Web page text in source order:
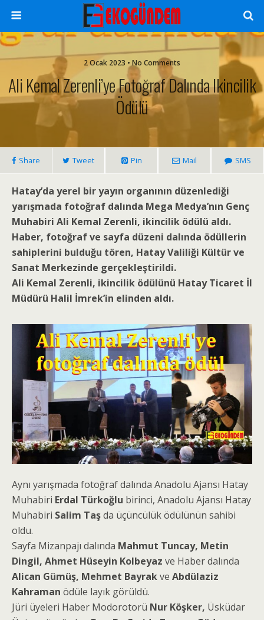
2 Ocak 2023 • No Comments
Ali Kemal Zerenli’ye Fotoğraf Dalında Ikincilik
Ödülü
Share Tweet Pin Mail SMS
Hatay’da yerel bir yayın organının düzenlediği
yarışmada fotoğraf dalında Mega Medya’nın Genç
Muhabiri Ali Kemal Zerenli, ikincilik ödülü aldı.
Haber, fotoğraf ve sayfa düzeni dalında ödüllerin
sahiplerini bulduğu tören, Hatay Valiliği Kültür ve
Sanat Merkezinde gerçekleştirildi.
Ali Kemal Zerenli, ikincilik ödülünü Hatay Ticaret İl
Müdürü Halil İmrek’in elinden aldı.
Aynı yarışmada fotoğraf dalında Anadolu Ajansı Hatay
Muhabiri Erdal Türkoğlu birinci, Anadolu Ajansı Hatay
Muhabiri Salim Taşda üçüncülük ödülünün sahibi
oldu.
Sayfa Mizanpajı dalında Mahmut Tuncay, Metin
Dingil, Ahmet Hüseyin Kolbeyaz ve Haber dalında
Alican Gümüş, Mehmet Bayrakve Abdülaziz
Kahraman ödüle layık görüldü.
Jüri üyeleri Haber Modorotorü Nur Köşker, Üsküdar